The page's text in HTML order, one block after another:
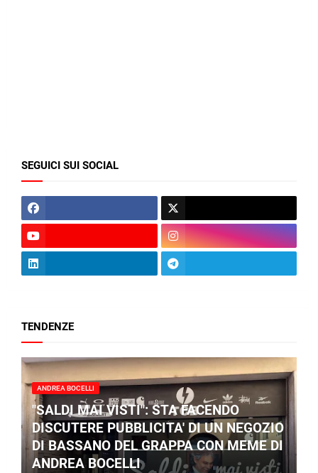
SEGUICI SUI SOCIAL
TENDENZE
ANDREA BOCELLI
"SALDI MAI VISTI": STA FACENDO
DISCUTERE PUBBLICITA' DI UN NEGOZIO
DI BASSANO DEL GRAPPA CON MEME DI
ANDREA BOCELLI